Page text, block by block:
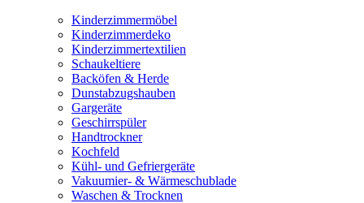
Kinderzimmermöbel
Kinderzimmerdeko
Kinderzimmertextilien
Schaukeltiere
Backöfen & Herde
Dunstabzugshauben
Gargeräte
Geschirrspüler
Handtrockner
Kochfeld
Kühl- und Gefriergeräte
Vakuumier- & Wärmeschublade
Waschen & Trocknen